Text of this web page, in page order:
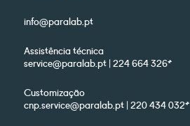
info@paralab.pt
Assistência técnica
service@paralab.pt | 224 664 326*
Customização
cnp.service@paralab.pt | 220 434 032*